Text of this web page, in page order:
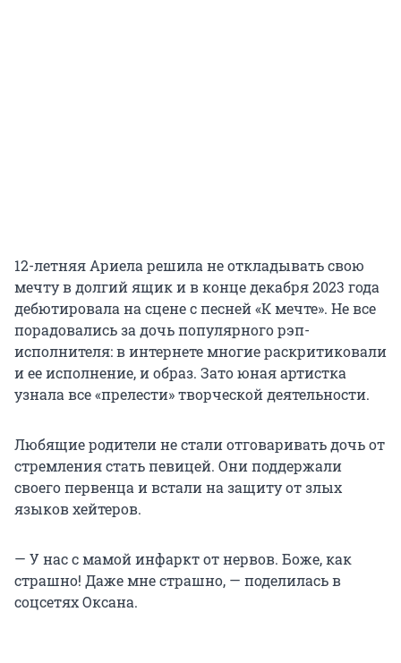
12-летняя Ариела решила не откладывать свою
мечту в долгий ящик и в конце декабря 2023 года
дебютировала на сцене с песней «К мечте». Не все
порадовались за дочь популярного рэп-
исполнителя: в интернете многие раскритиковали
и ее исполнение, и образ. Зато юная артистка
узнала все «прелести» творческой деятельности.
Любящие родители не стали отговаривать дочь от
стремления стать певицей. Они поддержали
своего первенца и встали на защиту от злых
языков хейтеров.
— У нас с мамой инфаркт от нервов. Боже, как
страшно! Даже мне страшно, — поделилась в
соцсетях Оксана.